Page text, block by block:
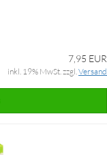
7,95 EUR
inkl. 19% MwSt. zzgl.Versand